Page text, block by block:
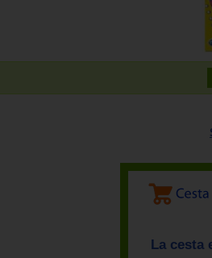
La cesta